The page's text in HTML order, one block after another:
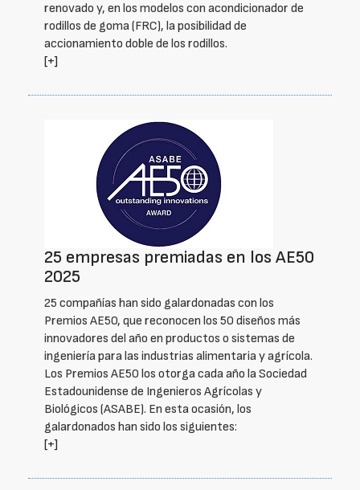
renovado y, en los modelos con acondicionador de
rodillos de goma (FRC), la posibilidad de
accionamiento doble de los rodillos.
[+]
25 empresas premiadas en los AE50
2025
25 compañías han sido galardonadas con los
Premios AE50, que reconocen los 50 diseños más
innovadores del año en productos o sistemas de
ingeniería para las industrias alimentaria y agrícola.
Los Premios AE50 los otorga cada año la Sociedad
Estadounidense de Ingenieros Agrícolas y
Biológicos (ASABE). En esta ocasión, los
galardonados han sido los siguientes:
[+]